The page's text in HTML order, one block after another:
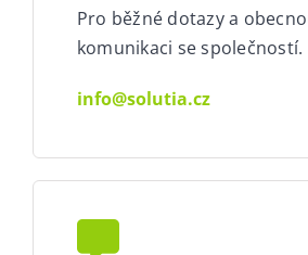
Pro běžné dotazy a
komunikaci se společností.
info@solutia.cz